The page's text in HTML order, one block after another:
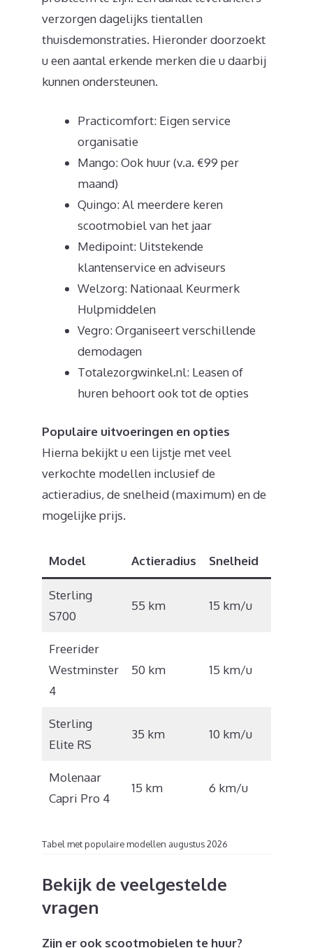
verzorgen dagelijks tientallen
thuisdemonstraties. Hieronder doorzoekt
u een aantal erkende merken die u daarbij
kunnen ondersteunen.
Practicomfort: Eigen service
organisatie
Mango: Ook huur (v.a. €99 per
maand)
Quingo: Al meerdere keren
scootmobiel van het jaar
Medipoint: Uitstekende
klantenservice en adviseurs
Welzorg: Nationaal Keurmerk
Hulpmiddelen
Vegro: Organiseert verschillende
demodagen
Totalezorgwinkel.nl: Leasen of
huren behoort ook tot de opties
Populaire uitvoeringen en opties
Hierna bekijkt u een lijstje met veel
verkochte modellen inclusief de
actieradius, de snelheid (maximum) en de
mogelijke prijs.
Model Actieradius Snelheid
Sterling
S700
55 km 15 km/u
Freerider
Westminster
4
50 km 15 km/u
Sterling
Elite RS
35 km 10 km/u
Molenaar
Capri Pro 4
15 km 6 km/u
Tabel met populaire modellen augustus 2026
Bekijk de veelgestelde
vragen
Zijn er ook scootmobielen te huur?